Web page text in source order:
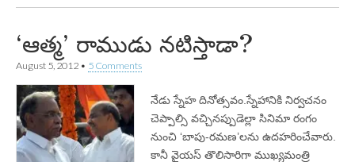
‘ఆత్మ’ రాముడు నటిస్తాడా?
August 5, 2012 • 5 Comments
నేడు స్నేహ దినోత్సవం.స్నేహానికి నిర్వచనం
చెప్పాల్సి వచ్చినప్పుడెల్లా సినిమా రంగం
నుంచి ‘బాపు-రమణ’లను ఉదహరించేవారు.
కానీ వైయస్‌ తొలిసారిగా ముఖ్యమంత్రి